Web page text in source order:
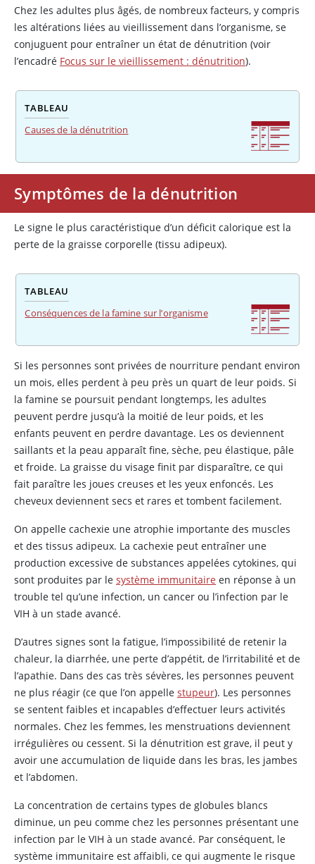
Chez les adultes plus âgés, de nombreux facteurs, y compris
les altérations liées au vieillissement dans l’organisme, se
conjuguent pour entraîner un état de dénutrition (voir
l’encadré Focus sur le vieillissement : dénutrition).
TABLEAU
Causes de la dénutrition
Symptômes de la dénutrition
Le signe le plus caractéristique d’un déficit calorique est la
perte de la graisse corporelle (tissu adipeux).
TABLEAU
Conséquences de la famine sur l’organisme
Si les personnes sont privées de nourriture pendant environ
un mois, elles perdent à peu près un quart de leur poids. Si
la famine se poursuit pendant longtemps, les adultes
peuvent perdre jusqu’à la moitié de leur poids, et les
enfants peuvent en perdre davantage. Les os deviennent
saillants et la peau apparaît fine, sèche, peu élastique, pâle
et froide. La graisse du visage finit par disparaître, ce qui
fait paraître les joues creuses et les yeux enfoncés. Les
cheveux deviennent secs et rares et tombent facilement.
On appelle cachexie une atrophie importante des muscles
et des tissus adipeux. La cachexie peut entraîner une
production excessive de substances appelées cytokines, qui
sont produites par le système immunitaire en réponse à un
trouble tel qu’une infection, un cancer ou l’infection par le
VIH à un stade avancé.
D’autres signes sont la fatigue, l’impossibilité de retenir la
chaleur, la diarrhée, une perte d’appétit, de l’irritabilité et de
l’apathie. Dans des cas très sévères, les personnes peuvent
ne plus réagir (ce que l’on appelle stupeur). Les personnes
se sentent faibles et incapables d’effectuer leurs activités
normales. Chez les femmes, les menstruations deviennent
irrégulières ou cessent. Si la dénutrition est grave, il peut y
avoir une accumulation de liquide dans les bras, les jambes
et l’abdomen.
La concentration de certains types de globules blancs
diminue, un peu comme chez les personnes présentant une
infection par le VIH à un stade avancé. Par conséquent, le
système immunitaire est affaibli, ce qui augmente le risque